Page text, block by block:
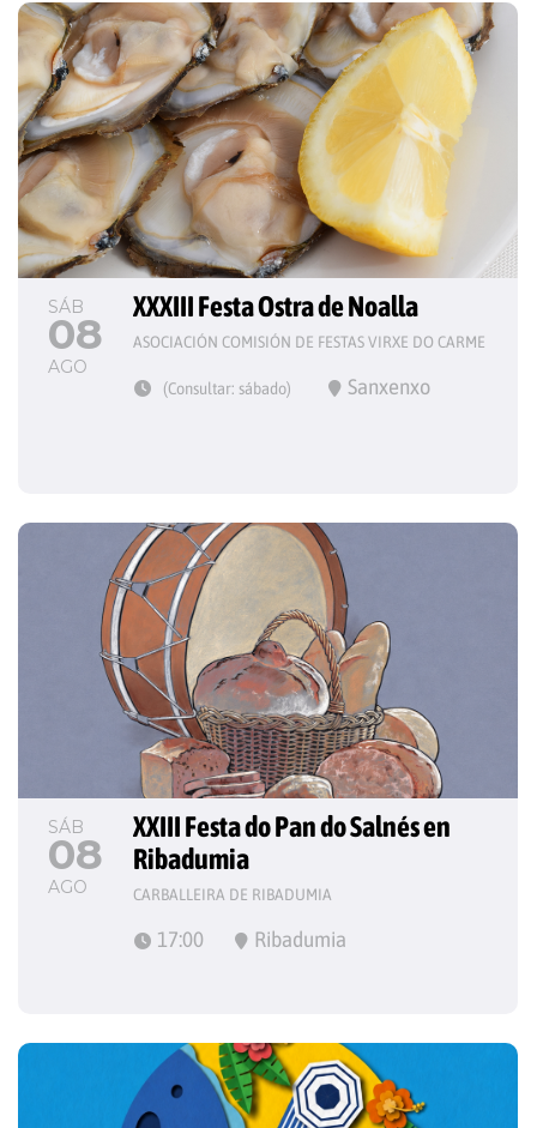
SÁB
08
AGO
XXXIII Festa Ostra de Noalla
ASOCIACIÓN COMISIÓN DE FESTAS VIRXE DO CARME
(Consultar: sábado) Sanxenxo
SÁB
08
AGO
XXIII Festa do Pan do Salnés en
Ribadumia
CARBALLEIRA DE RIBADUMIA
17:00 Ribadumia